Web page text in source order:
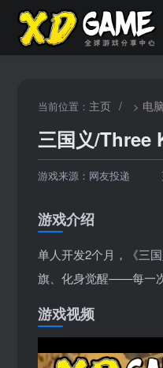
当前位置： 主页 / > 电
三国义/Three
游戏来源：网友投递
游戏介绍
单人开发2个月，《三
旗、化身觉醒——每一
游戏视频